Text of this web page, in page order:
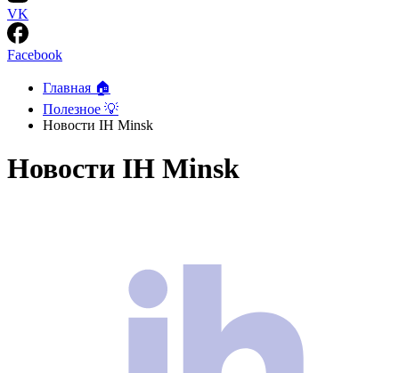
VK
Facebook
Главная 🏠
Полезное 💡
Новости IH Minsk
Новости IH Minsk